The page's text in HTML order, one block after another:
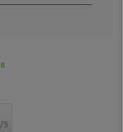
/5